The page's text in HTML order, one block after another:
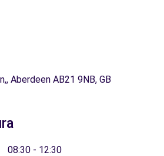
Aberdeen AB21 9NB, GB
08:30 - 12:30